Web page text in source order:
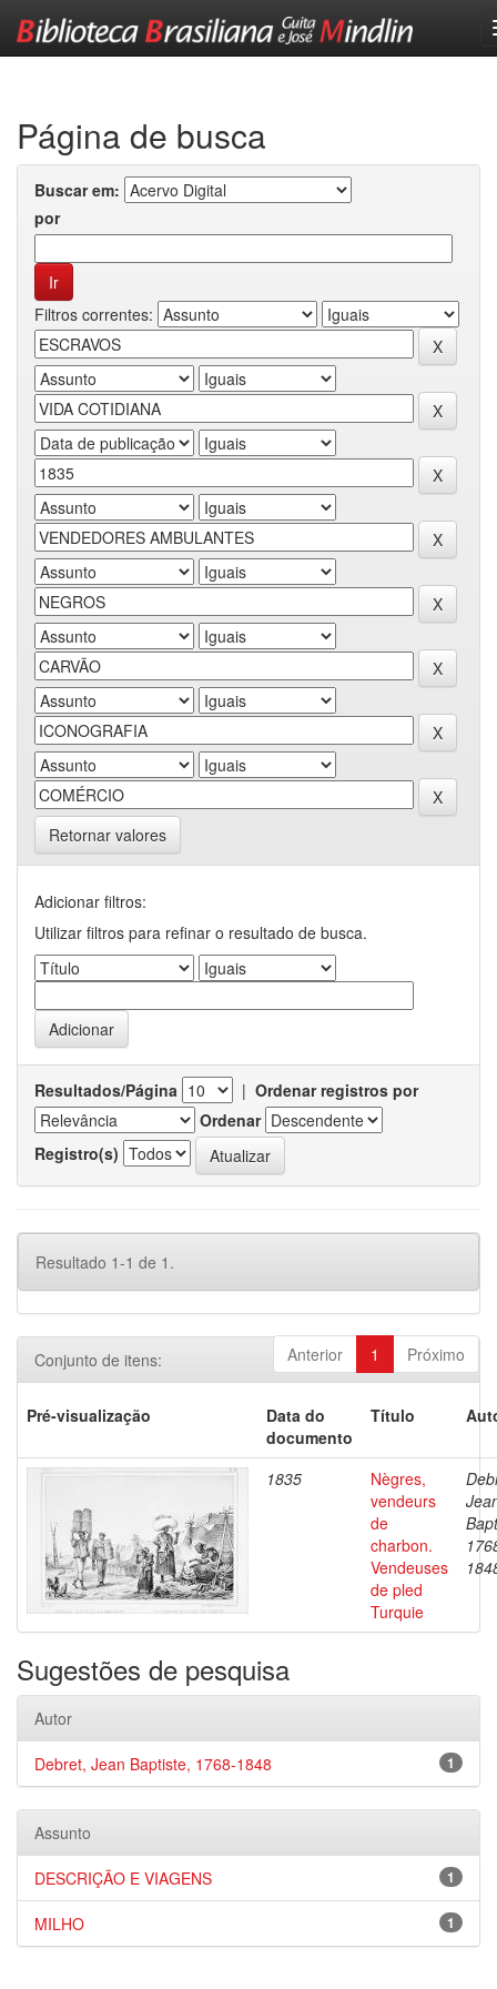
Página de busca
Buscar em:
por
Filtros correntes:
Retornar valores
Adicionar filtros:
Utilizar filtros para refinar o resultado de busca.
Resultados/Página | Ordenar registros por
Ordenar
Registro(s)
Resultado 1-1 de 1.
Anterior 1 Próximo
Conjunto de itens:
Pré-visualização
Data do
documento
Título
1835
Nègres,
vendeurs
de
charbon.
Vendeuses
de pled
Turquie
Sugestões de pesquisa
Autor
1
Debret, Jean Baptiste, 1768-1848
Assunto
1
DESCRIÇÃO E VIAGENS
1
MILHO